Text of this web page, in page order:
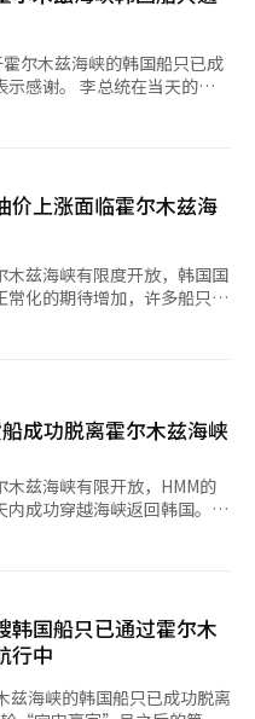
滞留了很长时间。随后，随
渐移动，其中一些韩国船只
离真是太好了，但政府的应
中”，但初期报道中并未立
并未出现，我与家人失去联
表示：“每一分每一秒都像
。A女士提到：“3月1日霍尔
产部以了解情况，但只得到
：“在我提供船名后，才得
系。” 尽管当地确
对家属的信息共享完全没有
生交战和封锁的海域，船只
国内家属的焦虑也应纳入危
息沟通渠道。 她指
们没有时间直接向家属解释
本的情况说明和安全信息，
管船只安全撤离，但国内家
同时，曾被困
分已撤离，目前仍有26艘船
击的HMM“南木号”，目前
则因仍需进行装船作业或考
尔木兹海峡的韩国船只已成
感谢。 李总统在当天的社
，其中2艘因维修和货物问
待命的8艘船只已成功通过
剩余的韩国船只数量已减少
困的韩国船只中已有21艘
够比其他国家更迅速、安
于外交部、安全室和国家情
相关部门的工作人员表示鼓
系统翻译与编辑。
价上涨面临霍尔木兹海
兹海峡有限度开放，韩国国
化的期待增加，许多船只可
，政府表示，由于停战协商
功通过霍尔木兹海峡，至此
美国与伊朗战争爆发，'那雷
的
VLCC）'宇宙荣耀号'在内的4
开海峡。 '达恩号'将
经过多个东亚港口，最终抵
特阿拉伯原油，预计将在
内将除在迪拜港维修的'木
界提
可能会重新进入海峡。 由
产油国加快了战后油田的恢
海峡外的
PGSA的通航许可，其中包括
成功脱离霍尔木兹海峡
兹海峡有限开放，HMM的
成功穿越海峡返回韩国。
的重型货船‘HMM纳雷
，由于美伊战争的影响，在
大型
）‘赢家号’也获得
韩国船只已通过霍尔木
行中
兹海峡的韩国船只已成功脱离